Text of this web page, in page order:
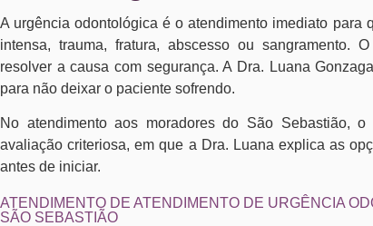
A urgência odontológica é o atendimento imediato para
intensa, trauma, fratura, abscesso ou sangramento.
resolver a causa com segurança. A Dra. Luana
para não deixar o paciente sofrendo.
No atendimento aos moradores do São Sebastião,
avaliação criteriosa, em que a Dra. Luana explica as
antes de iniciar.
ATENDIMENTO DE ATENDIMENTO DE URGÊNCIA
SÃO SEBASTIÃO